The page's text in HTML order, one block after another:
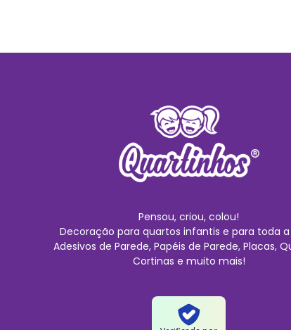
Pensou, criou, colou!
Decoração para quartos infantis e para toda a
Adesivos de Parede, Papéis de Parede, Placas,
Cortinas e muito mais!